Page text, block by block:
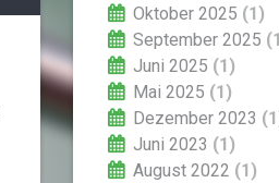
Oktober 2025 (1)
September 2025
Juni 2025 (1)
Mai 2025 (1)
Dezember 2023
Juni 2023 (1)
August 2022 (1)